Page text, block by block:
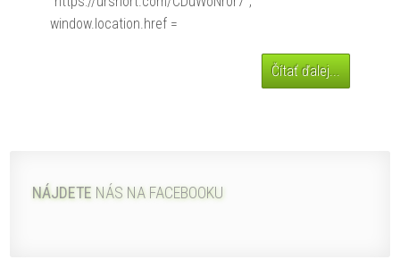
window.location.href =
Čítať ďalej...
NÁJDETE NÁS NA FACEBOOKU